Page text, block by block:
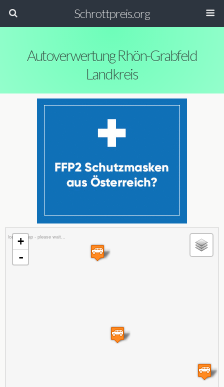
Schrottpreis.org
Autoverwertung Rhön-Grabfeld
Landkreis
loading map - please wait...
+
-